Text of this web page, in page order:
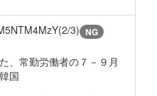
3) NG
、常勤労働者の７－９月
国